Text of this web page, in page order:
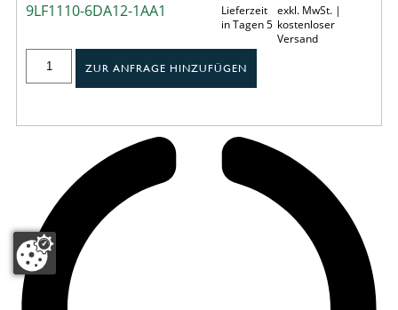
9LF1110-6DA12-1AA1
Lieferzeit
in Tagen 5
exkl. MwSt. |
kostenloser
Versand
ZUR ANFRAGE HINZUFÜGEN